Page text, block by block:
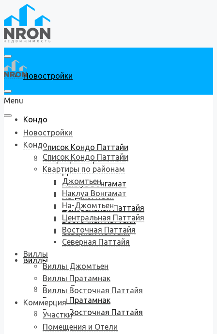
Новостройки
Кондо
Список Кондо Паттайи
Квартиры по районам
Джомтьен
Наклуа Вонгамат
На-Джомтьен
Центральная Паттайя
Восточная Паттайя
Северная Паттайя
Виллы
Виллы Джомтьен
Виллы Пратамнак
Виллы Восточная Паттайя
Menu
Новостройки
Кондо
Список Кондо Паттайи
Квартиры по районам
Джомтьен
Наклуа Вонгамат
На-Джомтьен
Центральная Паттайя
Восточная Паттайя
Северная Паттайя
Виллы
Виллы Джомтьен
Виллы Пратамнак
Виллы Восточная Паттайя
Коммерция
Участки
Помещения и Отели